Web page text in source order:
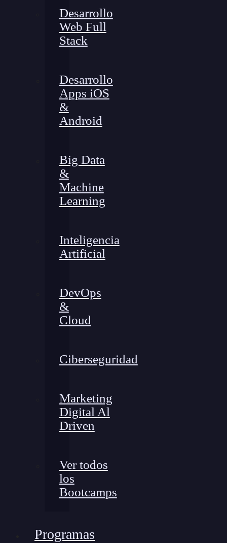
Desarrollo
Web Full
Stack
Desarrollo
Apps iOS
&
Android
Big Data
&
Machine
Learning
Inteligencia
Artificial
DevOps
&
Cloud
Ciberseguridad
Marketing
Digital Al
Driven
Ver todos
los
Bootcamps
Programas